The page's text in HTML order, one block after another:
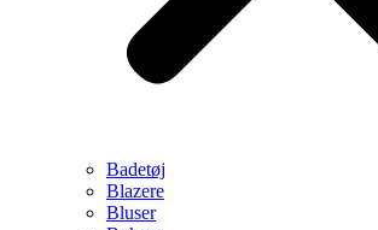
Badetøj
Blazere
Bluser